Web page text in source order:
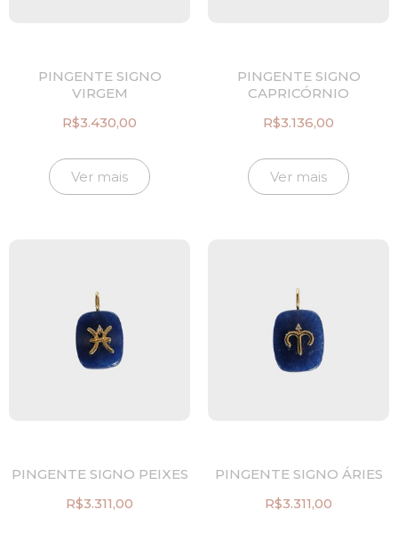
PINGENTE SIGNO
VIRGEM
R$3.430,00
Ver mais
PINGENTE SIGNO
CAPRICÓRNIO
R$3.136,00
Ver mais
PINGENTE SIGNO PEIXES
R$3.311,00
PINGENTE SIGNO ÁRIES
R$3.311,00